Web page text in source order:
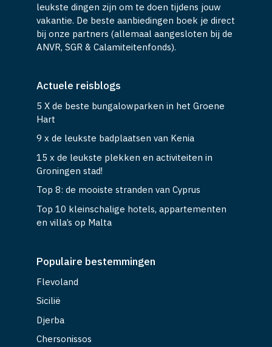
leukste dingen zijn om te doen tijdens jouw
vakantie. De beste aanbiedingen boek je direct
bij onze partners (allemaal aangesloten bij de
ANVR, SGR & Calamiteitenfonds).
Actuele reisblogs
5 X de beste bungalowparken in het Groene
Hart
9 x de leukste badplaatsen van Kenia
15 x de leukste plekken en activiteiten in
Groningen stad!
Top 8: de mooiste stranden van Cyprus
Top 10 kleinschalige hotels, appartementen
en villa’s op Malta
Populaire bestemmingen
Flevoland
Sicilië
Djerba
Chersonissos